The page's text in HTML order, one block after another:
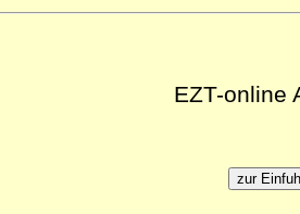
EZT-online